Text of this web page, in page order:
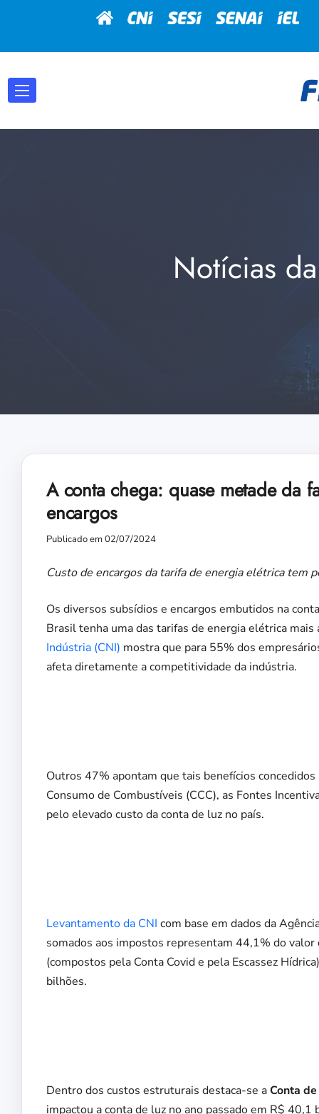
Notícias
A conta chega: quase metade da
encargos
Publicado em 02/07/2024
Custo de encargos da tarifa de energia elétrica tem
Os diversos subsídios e encargos embutidos na
Brasil tenha uma das tarifas de energia elétrica
Indústria (CNI) mostra que para 55% dos
afeta diretamente a competitividade da indústria.
Outros 47% apontam que tais benefícios
Consumo de Combustíveis (CCC), as Fontes
pelo elevado custo da conta de luz no país.
Levantamento da CNI com base em dados da
somados aos impostos representam 44,1% do
(compostos pela Conta Covid e pela Escassez
bilhões.
Dentro dos custos estruturais destaca-se aConta
impactou a conta de luz no ano passado em R$